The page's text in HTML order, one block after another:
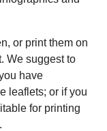
or print them on
We suggest to
have
leaflets; or if you
for printing
.